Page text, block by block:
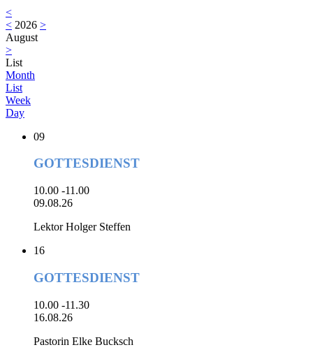
<
< 2026 >
August
>
List
Month
List
Week
Day
09
GOTTESDIENST
10.00 -11.00
09.08.26
Lektor Holger Steffen
16
GOTTESDIENST
10.00 -11.30
16.08.26
Pastorin Elke Bucksch